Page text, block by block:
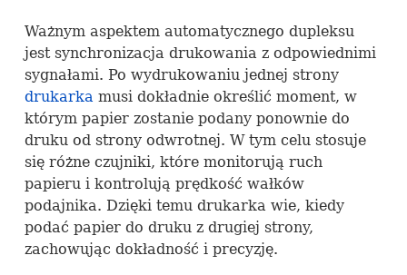
Ważnym aspektem automatycznego dupleksu
jest synchronizacja drukowania z odpowiednimi
sygnałami. Po wydrukowaniu jednej strony
drukarka musi dokładnie określić moment, w
którym papier zostanie podany ponownie do
druku od strony odwrotnej. W tym celu stosuje
się różne czujniki, które monitorują ruch
papieru i kontrolują prędkość wałków
podajnika. Dzięki temu drukarka wie, kiedy
podać papier do druku z drugiej strony,
zachowując dokładność i precyzję.